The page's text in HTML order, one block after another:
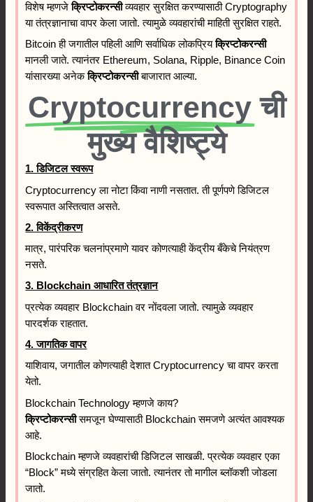
विशेष म्हणजेक्रिप्टोकरन्सीव्यवहार सुरक्षित करण्यासाठी Cryptography
या तंत्रज्ञानाचा वापर केला जातो. त्यामुळे व्यवहारांची माहिती सुरक्षित राहते.
Bitcoin ही जगातील पहिली आणि सर्वाधिक लोकप्रियक्रिप्टोकरन्सी
मानली जाते. त्यानंतर Ethereum, Solana, Ripple, Binance Coin
यांसारख्या अनेकक्रिप्टोकरन्सीबाजारात आल्या.
Cryptocurrency ची
मुख्य वैशिष्ट्ये
1. डिजिटल स्वरूप
Cryptocurrency ला नोटा किंवा नाणी नसतात. ती पूर्णपणे डिजिटल
स्वरूपात अस्तित्वात असते.
2. विकेंद्रीकरण
मात्र, पारंपरिक चलनांप्रमाणे यावर कोणत्याही केंद्रीय बँकेचे नियंत्रण
नसते.
3. Blockchain आधारित तंत्रज्ञान
प्रत्येक व्यवहार Blockchain वर नोंदवला जातो. त्यामुळे व्यवहार
पारदर्शक राहतात.
4. जागतिक वापर
याशिवाय, जगातील कोणत्याही देशात Cryptocurrency चा वापर करता
येतो.
Blockchain Technology म्हणजे काय?
क्रिप्टोकरन्सीसमजून घेण्यासाठी Blockchain समजणे अत्यंत आवश्यक
आहे.
Blockchain म्हणजे व्यवहारांची डिजिटल साखळी. प्रत्येक व्यवहार एका
“Block” मध्ये संग्रहित केला जातो. त्यानंतर तो मागील ब्लॉकशी जोडला
जातो.